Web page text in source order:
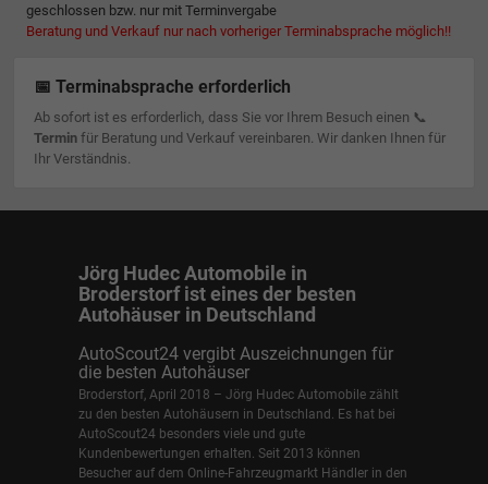
geschlossen bzw. nur mit Terminvergabe
Beratung und Verkauf nur nach vorheriger Terminabsprache möglich!!
📅 Terminabsprache erforderlich
Ab sofort ist es erforderlich, dass Sie vor Ihrem Besuch einen 📞
Terminfür Beratung und Verkauf vereinbaren. Wir danken Ihnen für
Ihr Verständnis.
Jörg Hudec Automobile in
Broderstorf ist eines der besten
Autohäuser in Deutschland
AutoScout24 vergibt Auszeichnungen für
die besten Autohäuser
Broderstorf, April 2018 – Jörg Hudec Automobile zählt
zu den besten Autohäusern in Deutschland. Es hat bei
AutoScout24 besonders viele und gute
Kundenbewertungen erhalten. Seit 2013 können
Besucher auf dem Online-Fahrzeugmarkt Händler in den